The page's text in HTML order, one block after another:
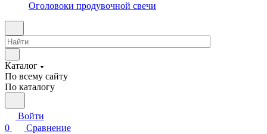
Оголовоки продувочной свечи
Каталог
По всему сайту
По каталогу
Войти
0
Сравнение